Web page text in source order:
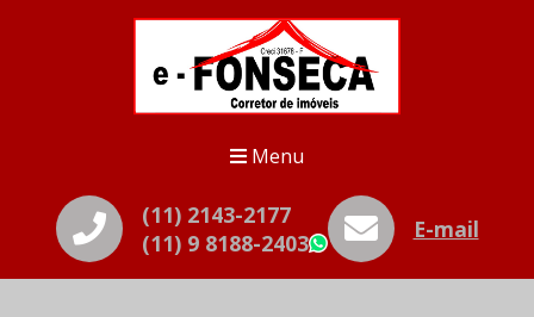
Menu
(11) 2143-2177
(11) 9 8188-2403
WhatsApp
E-mail